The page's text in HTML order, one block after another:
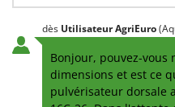
Friteuses sans huile
G
Générateurs d'air
Godets à terre
Diesse
Docma
Dominion
Dreame
dès Utilisateur AgriEuro
Bonjour, pouvez-vous
dimensions et est ce
pulvérisateur dorsale